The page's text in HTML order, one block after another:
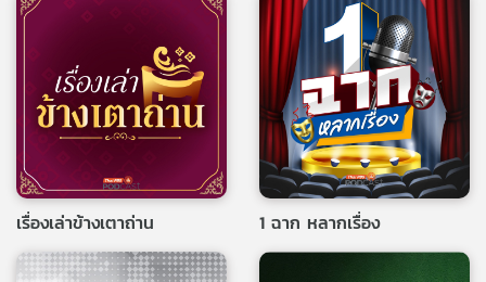
เรื่องเล่าข้างเตาถ่าน 1 ฉาก หลากเรื่อง